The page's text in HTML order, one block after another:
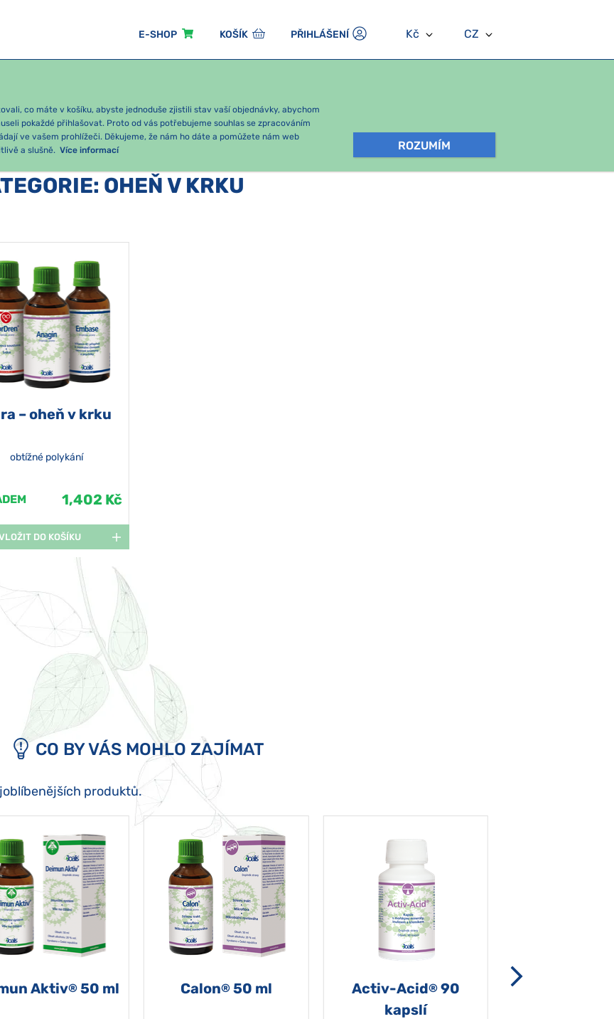
E-SHOP KOŠÍK PŘIHLÁŠENÍ Kč CZ
co máte v košíku, abyste jednoduše zjistili stav vaší objednávky, abychom
pokaždé přihlašovat. Proto od vás potřebujeme souhlas se zpracováním
ve vašem prohlížeči. Děkujeme, že nám ho dáte a pomůžete nám web
a slušně. Více informací ROZUMÍM
Oheň v krku
: OHEŇ V KRKU
– oheň v krku
obtížné polykání
1,402 Kč
DO KOŠÍKU
CO BY VÁS MOHLO ZAJÍMAT
produktů.
Aktiv® 50 ml Calon®50 ml Activ-Acid®90
kapslí